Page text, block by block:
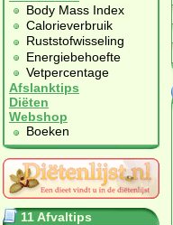
Body Mass Index
Calorieverbruik
Ruststofwisseling
Energiebehoefte
Vetpercentage
Afslanktips
Diëten
Webshop
Boeken
11 Afvaltips